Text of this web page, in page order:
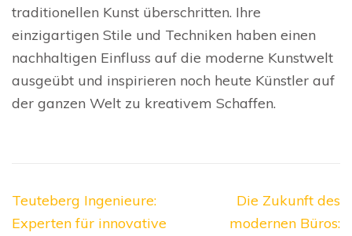
traditionellen Kunst überschritten. Ihre
einzigartigen Stile und Techniken haben einen
nachhaltigen Einfluss auf die moderne Kunstwelt
ausgeübt und inspirieren noch heute Künstler auf
der ganzen Welt zu kreativem Schaffen.
Beitragsnavigation
Teuteberg Ingenieure:
Experten für innovative
Die Zukunft des
modernen Büros: